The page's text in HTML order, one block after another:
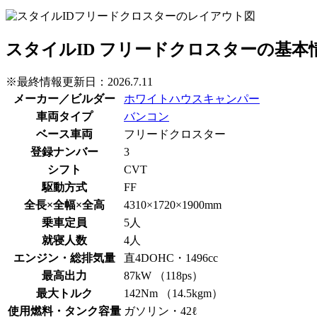
スタイルID フリードクロスターの基本
※最終情報更新日： 2026.7.11
メーカー／ビルダー
ホワイトハウスキャンパー
車両タイプ
バンコン
ベース車両
フリードクロスター
登録ナンバー
3
シフト
CVT
駆動方式
FF
全長×全幅×全高
4310×1720×1900mm
乗車定員
5人
就寝人数
4人
エンジン・総排気量
直4DOHC・1496cc
最高出力
87kW （118ps）
最大トルク
142Nm （14.5kgm）
使用燃料・タンク容量 ガソリン・42ℓ